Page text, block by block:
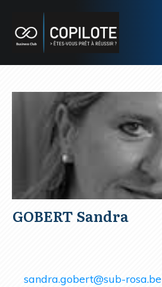
GOBERT Sandra
sandra.gobert@sub-rosa.be